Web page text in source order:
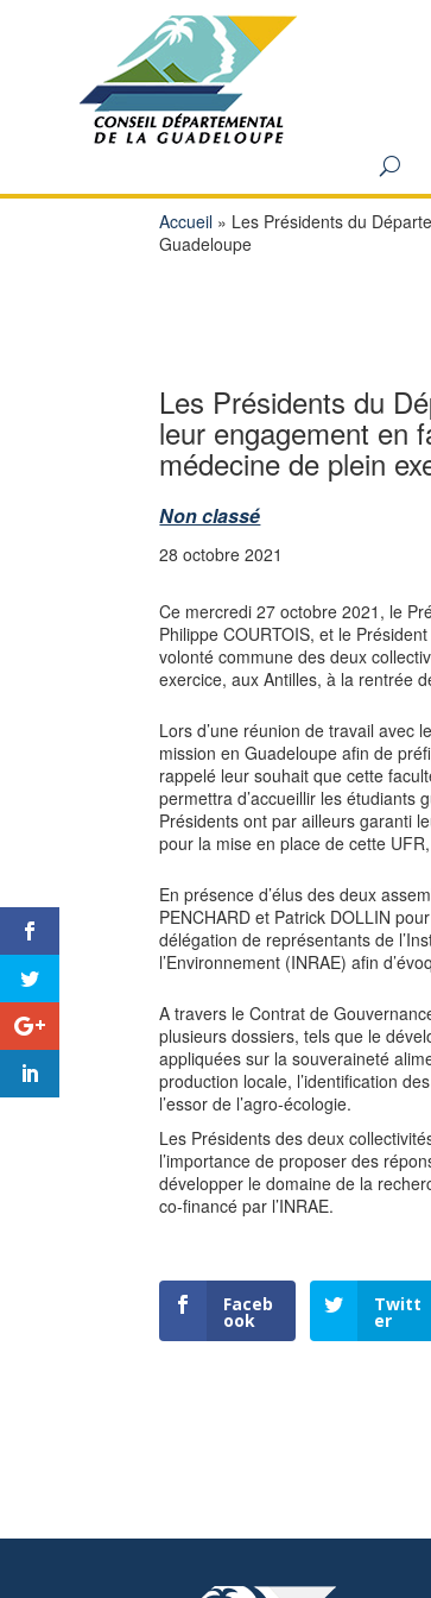
Accueil » Les Présidents du
Guadeloupe
Les Présidents du
leur engagement en
médecine de plein
Non classé
28 octobre 2021
Ce mercredi 27 octobre 2021, le
Philippe COURTOIS, et le
volonté commune des deux
exercice, aux Antilles, à la rentrée
Lors d’une réunion de travail avec
mission en Guadeloupe afin de
rappelé leur souhait que cette
permettra d’accueillir les étudiants
Présidents ont par ailleurs garanti
pour la mise en place de cette
En présence d’élus des deux
PENCHARD et Patrick DOLLIN
délégation de représentants de
l’Environnement (INRAE) afin
A travers le Contrat de
plusieurs dossiers, tels que le
appliquées sur la souveraineté
production locale, l’identification
l’essor de l’agro-écologie.
Les Présidents des deux
l’importance de proposer des
développer le domaine de la
co-financé par l’INRAE.
Faceb
ook
Twitt
er